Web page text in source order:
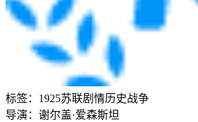
标签： 1925苏联剧情历史战争
导演： 谢尔盖·爱森斯坦